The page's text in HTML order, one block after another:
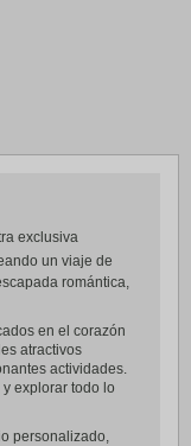
exclusiva
un viaje de
romántica,
en el corazón
atractivos
actividades.
explorar todo lo
personalizado,